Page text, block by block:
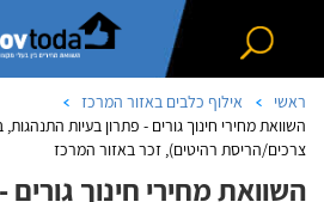
ראשי
אילוף כלבים באזור המרכז
השוואת מחירי חינוך גורים - פתרון בעיות
צרכים/הריסת רהיטים), זכר באזור המרכז
השוואת מחירי חינוך גורים